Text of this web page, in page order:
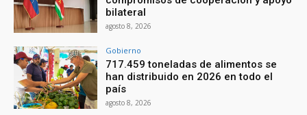
bilateral
agosto 8, 2026
Gobierno
717.459 toneladas de alimentos se
han distribuido en 2026 en todo el
país
agosto 8, 2026